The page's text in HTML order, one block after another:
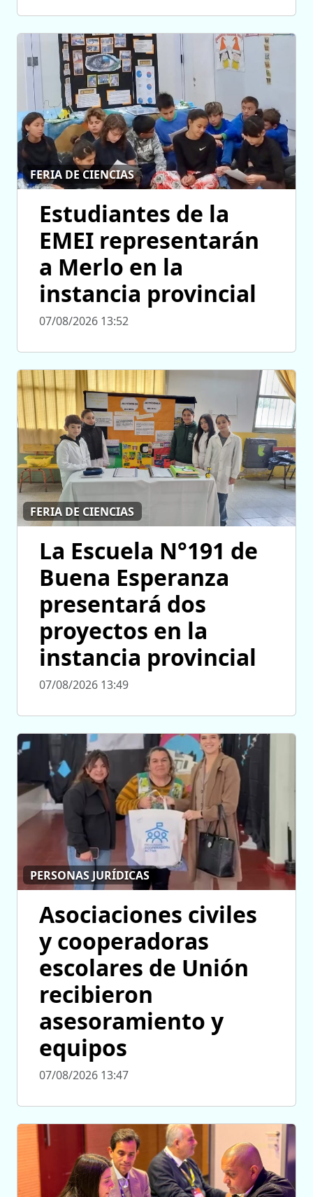
FERIA DE CIENCIAS
Estudiantes de la
EMEI representarán
a Merlo en la
instancia provincial
07/08/2026 13:52
FERIA DE CIENCIAS
La Escuela N°191 de
Buena Esperanza
presentará dos
proyectos en la
instancia provincial
07/08/2026 13:49
PERSONAS JURÍDICAS
Asociaciones civiles
y cooperadoras
escolares de Unión
recibieron
asesoramiento y
equipos
07/08/2026 13:47